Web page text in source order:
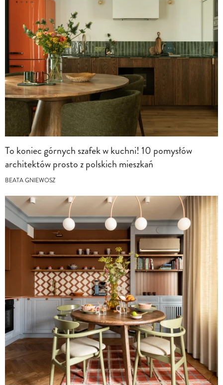
To koniec górnych szafek w kuchni! 10 pomysłów
architektów prosto z polskich mieszkań
BEATA GNIEWOSZ